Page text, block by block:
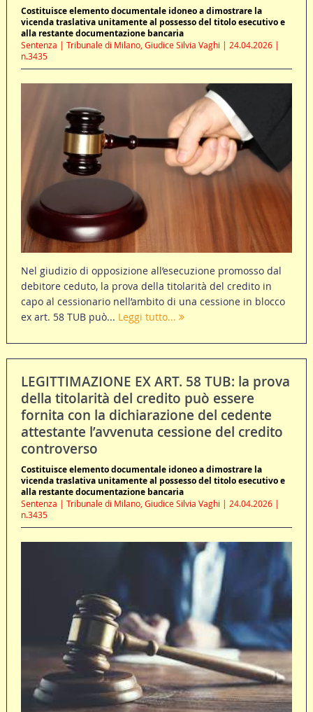
Costituisce elemento documentale idoneo a dimostrare la
vicenda traslativa unitamente al possesso del titolo esecutivo e
alla restante documentazione bancaria
Sentenza | Tribunale di Milano, Giudice Silvia Vaghi | 24.04.2026 |
n.3435
Nel giudizio di opposizione all’esecuzione promosso dal
debitore ceduto, la prova della titolarità del credito in
capo al cessionario nell’ambito di una cessione in blocco
ex art. 58 TUB può... Leggi tutto...
LEGITTIMAZIONE EX ART. 58 TUB: la prova
della titolarità del credito può essere
fornita con la dichiarazione del cedente
attestante l’avvenuta cessione del credito
controverso
Costituisce elemento documentale idoneo a dimostrare la
vicenda traslativa unitamente al possesso del titolo esecutivo e
alla restante documentazione bancaria
Sentenza | Tribunale di Milano, Giudice Silvia Vaghi | 24.04.2026 |
n.3435